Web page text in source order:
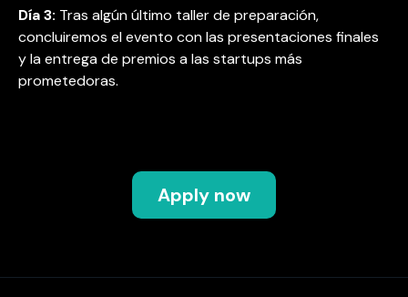
Día 3: Tras algún último taller de preparación,
concluiremos el evento con las presentaciones finales
y la entrega de premios a las startups más
prometedoras.
Apply now